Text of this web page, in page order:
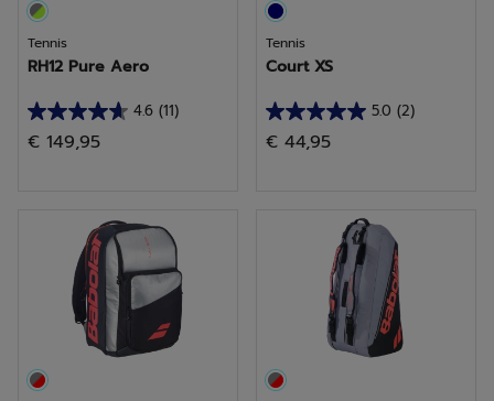
Tennis
RH12 Pure Aero
4.6 (11)
4.6
su
recensioni
€ 149,95
Tennis
Court XS
5.0 (2)
5.0
su
recensioni
€ 44,95